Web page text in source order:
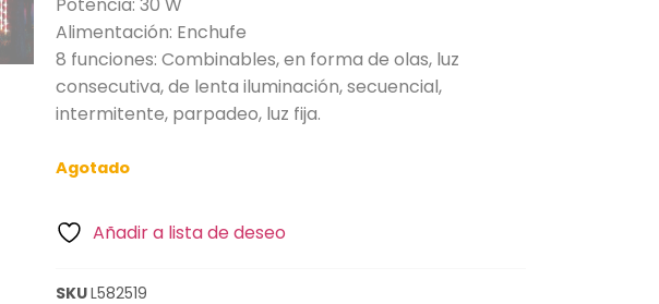
Potencia: 30 W
Alimentación: Enchufe
8 funciones: Combinables, en forma de olas, luz
consecutiva, de lenta iluminación, secuencial,
intermitente, parpadeo, luz fija.
Agotado
Añadir a lista de deseo
SKUL582519